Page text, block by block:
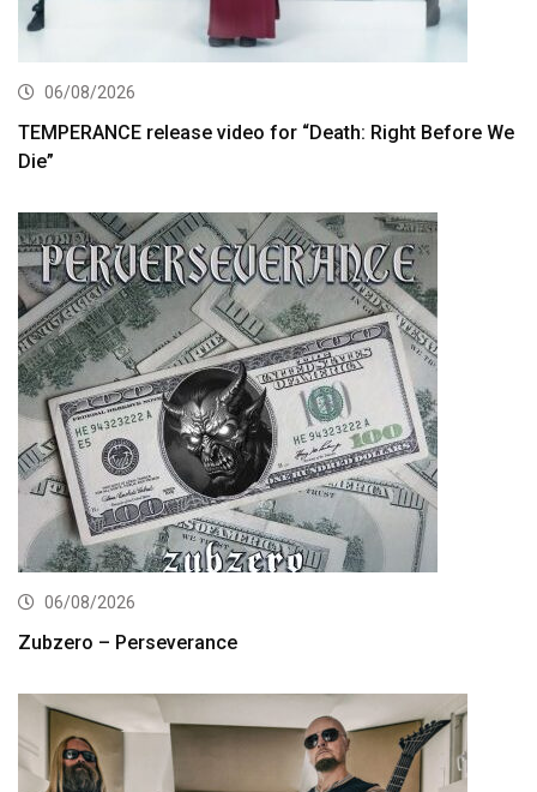
06/08/2026
TEMPERANCE release video for “Death: Right Before We
Die”
06/08/2026
Zubzero – Perseverance